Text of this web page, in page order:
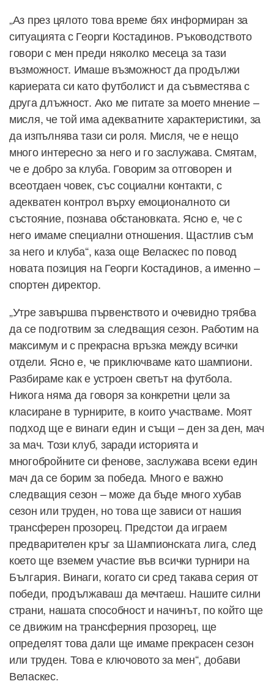
„Аз през цялото това време бях информиран за
ситуацията с Георги Костадинов. Ръководството
говори с мен преди няколко месеца за тази
възможност. Имаше възможност да продължи
кариерата си като футболист и да съвместява с
друга длъжност. Ако ме питате за моето мнение –
мисля, че той има адекватните характеристики, за
да изпълнява тази си роля. Мисля, че е нещо
много интересно за него и го заслужава. Смятам,
че е добро за клуба. Говорим за отговорен и
всеотдаен човек, със социални контакти, с
адекватен контрол върху емоционалното си
състояние, познава обстановката. Ясно е, че с
него имаме специални отношения. Щастлив съм
за него и клуба“, каза още Веласкес по повод
новата позиция на Георги Костадинов, а именно –
спортен директор.
„Утре завършва първенството и очевидно трябва
да се подготвим за следващия сезон. Работим на
максимум и с прекрасна връзка между всички
отдели. Ясно е, че приключваме като шампиони.
Разбираме как е устроен светът на футбола.
Никога няма да говоря за конкретни цели за
класиране в турнирите, в които участваме. Моят
подход ще е винаги един и същи – ден за ден, мач
за мач. Този клуб, заради историята и
многобройните си фенове, заслужава всеки един
мач да се борим за победа. Много е важно
следващия сезон – може да бъде много хубав
сезон или труден, но това ще зависи от нашия
трансферен прозорец. Предстои да играем
предварителен кръг за Шампионската лига, след
което ще вземем участие във всички турнири на
България. Винаги, когато си сред такава серия от
победи, продължаваш да мечтаеш. Нашите силни
страни, нашата способност и начинът, по който ще
се движим на трансферния прозорец, ще
определят това дали ще имаме прекрасен сезон
или труден. Това е ключовото за мен“, добави
Веласкес.